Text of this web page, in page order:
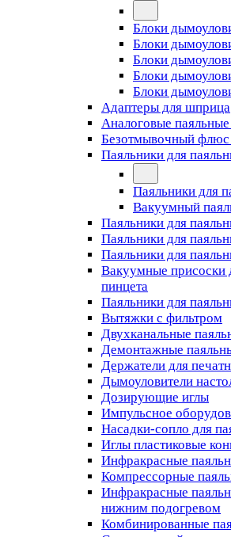
Блоки
Блоки
Блоки
Блоки
Блоки
Адаптеры для шприца
Аналоговые
Безотмывочный флюс
Паяльники для
Паяльники для
Вакуумный
Паяльники для
Паяльники для
Паяльники для
Вакуумные присоски
пинцета
Паяльники для
Вытяжки с фильтром
Двухканальные
Демонтажные
Держатели для
Дымоуловители
Дозирующие иглы
Импульсное
Насадки-сопло для
Иглы пластиковые
Инфракрасные
Компрессорные
Инфракрасные
нижним подогревом
Комбинированные